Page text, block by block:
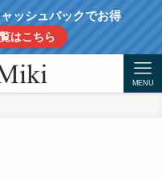
ッシュバックでお得
はこちら
MENU